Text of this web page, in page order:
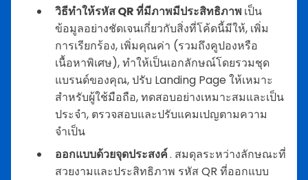
วิธีทำให้รหัส QR ที่มีภาพมีประสิทธิภาพ เป็น
ข้อมูลอย่างชัดเจนเกี่ยวกับสิ่งที่โค้ดนี้มีให้, เพิ่ม
การเรียกร้อง, เพิ่มคุณค่า (รวมถึงคูปองหรือ
เนื้อหาพิเศษ), ทำให้เป็นเอกลักษณ์โดยรวมชุด
แบรนด์ของคุณ, ปรับ Landing Page ให้เหมาะ
สำหรับผู้ใช้มือถือ, ทดสอบอย่างเหมาะสมและเป็น
ประจำ, ตรวจสอบและปรับแคมเปญตามความ
จำเป็น
ออกแบบด้วยจุดประสงค์. สมดุลระหว่างลักษณะที่
สวยงามและประสิทธิภาพ รหัส QR ที่ออกแบบ